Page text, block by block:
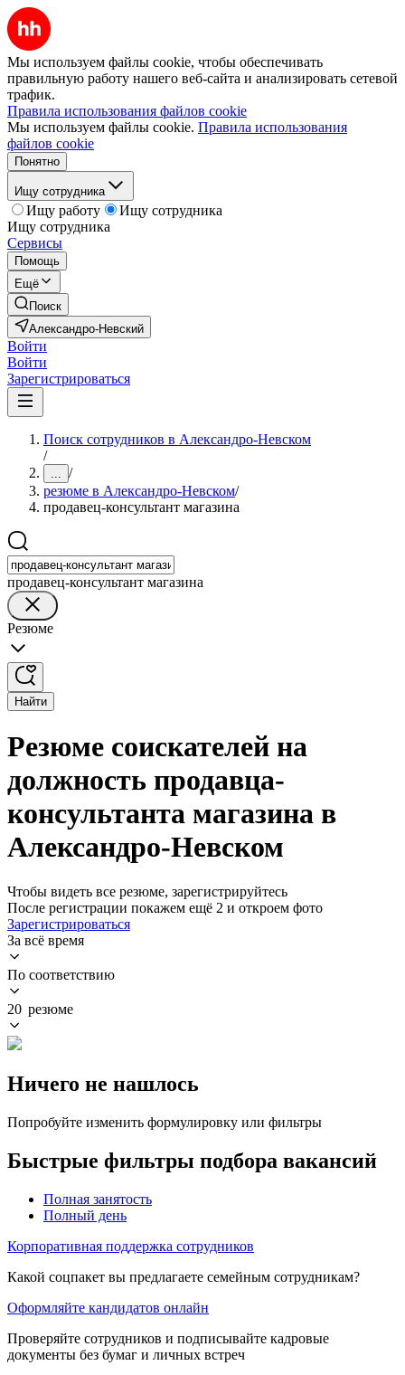
Мы используем файлы cookie, чтобы обеспечивать
правильную работу нашего веб-сайта и анализировать сетевой
трафик.
Правила использования файлов cookie
Мы используем файлы cookie. Правила использования
файлов cookie
Понятно
Ищу сотрудника
Ищу работу
Ищу сотрудника
Ищу сотрудника
Сервисы
Помощь
Ещё
Поиск
Александро-Невский
Войти
Войти
Зарегистрироваться
Поиск сотрудников в Александро-Невском
/
... /
резюме в Александро-Невском/
продавец-консультант магазина
продавец-консультант магазина
Резюме
Найти
Резюме соискателей на
должность продавца-
консультанта магазина в
Александро-Невском
Чтобы видеть все резюме, зарегистрируйтесь
После регистрации покажем ещё 2 и откроем фото
Зарегистрироваться
За всё время
По соответствию
20 резюме
Ничего не нашлось
Попробуйте изменить формулировку или фильтры
Быстрые фильтры подбора вакансий
Полная занятость
Полный день
Корпоративная поддержка сотрудников
Какой соцпакет вы предлагаете семейным сотрудникам?
Оформляйте кандидатов онлайн
Проверяйте сотрудников и подписывайте кадровые
документы без бумаг и личных встреч